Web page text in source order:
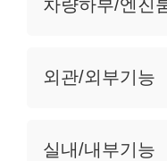
차량하부/엔진
외관/외부기능
실내/내부기능